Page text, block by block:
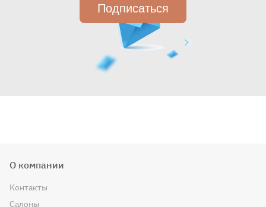
Подписаться
О компании
Контакты
Салоны